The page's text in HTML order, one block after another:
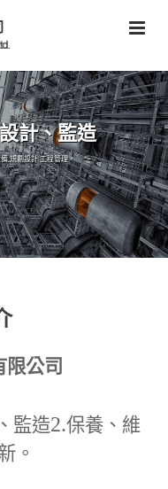
計、監造
,規劃設計,工程管理。
限公司
監造2.保養、維
。